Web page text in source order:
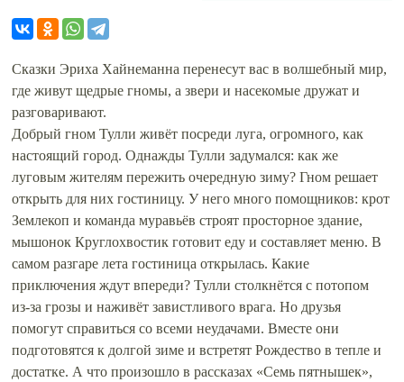
Сказки Эриха Хайнеманна перенесут вас в волшебный мир,
где живут щедрые гномы, а звери и насекомые дружат и
разговаривают.
Добрый гном Тулли живёт посреди луга, огромного, как
настоящий город. Однажды Тулли задумался: как же
луговым жителям пережить очередную зиму? Гном решает
открыть для них гостиницу. У него много помощников: крот
Землекоп и команда муравьёв строят просторное здание,
мышонок Круглохвостик готовит еду и составляет меню. В
самом разгаре лета гостиница открылась. Какие
приключения ждут впереди? Тулли столкнётся с потопом
из‑за грозы и наживёт завистливого врага. Но друзья
помогут справиться со всеми неудачами. Вместе они
подготовятся к долгой зиме и встретят Рождество в тепле и
достатке. А что произошло в рассказах «Семь пятнышек»,